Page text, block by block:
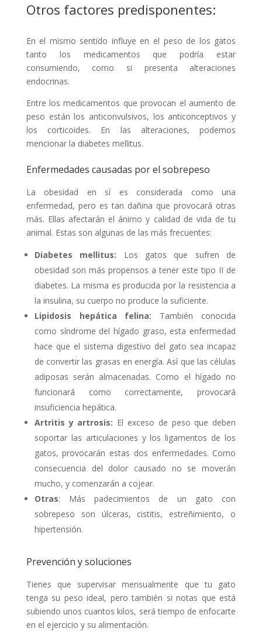
Otros factores predisponentes:
En el mismo sentido influye en el peso de los gatos
tanto los medicamentos que podría estar
consumiendo, como si presenta alteraciones
endocrinas.
Entre los medicamentos que provocan el aumento de
peso están los anticonvulsivos, los anticonceptivos y
los corticoides. En las alteraciones, podemos
mencionar la diabetes mellitus.
Enfermedades causadas por el sobrepeso
La obesidad en sí es considerada como una
enfermedad, pero es tan dañina que provocará otras
más. Ellas afectarán el ánimo y calidad de vida de tu
animal. Estas son algunas de las más frecuentes:
Diabetes mellitus: Los gatos que sufren de
obesidad son más propensos a tener este tipo II de
diabetes. La misma es producida por la resistencia a
la insulina, su cuerpo no produce la suficiente.
Lipidosis hepática felina: También conocida
como síndrome del hígado graso, esta enfermedad
hace que el sistema digestivo del gato sea incapaz
de convertir las grasas en energía. Así que las células
adiposas serán almacenadas. Como el hígado no
funcionará como correctamente, provocará
insuficiencia hepática.
Artritis y artrosis: El exceso de peso que deben
soportar las articulaciones y los ligamentos de los
gatos, provocarán estas dos enfermedades. Como
consecuencia del dolor causado no se moverán
mucho, y comenzarán a cojear.
Otras: Más padecimientos de un gato con
sobrepeso son úlceras, cistitis, estreñimiento, o
hipertensión.
Prevención y soluciones
Tienes que supervisar mensualmente que tu gato
tenga su peso ideal, pero también si notas que está
subiendo unos cuantos kilos, será tiempo de enfocarte
en el ejercicio y su alimentación.